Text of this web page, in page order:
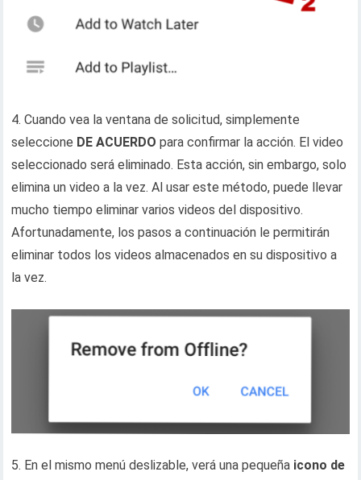
4. Cuando vea la ventana de solicitud, simplemente
seleccione DE ACUERDO para confirmar la acción. El video
seleccionado será eliminado. Esta acción, sin embargo, solo
elimina un video a la vez. Al usar este método, puede llevar
mucho tiempo eliminar varios videos del dispositivo.
Afortunadamente, los pasos a continuación le permitirán
eliminar todos los videos almacenados en su dispositivo a
la vez.
5. En el mismo menú deslizable, verá una pequeña icono de